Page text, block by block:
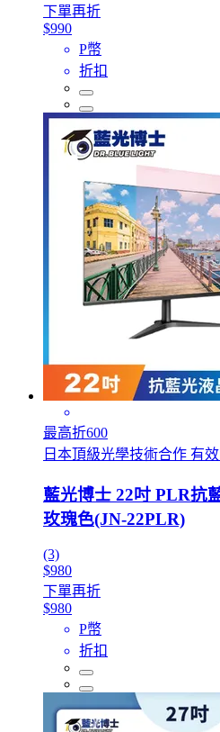
下單再折
$990
P幣
折扣
最高折600
日本頂級光學技術合作 有
藍光博士 22吋 PLR抗
玫瑰色(JN-22PLR)
(3)
$980
下單再折
$980
P幣
折扣